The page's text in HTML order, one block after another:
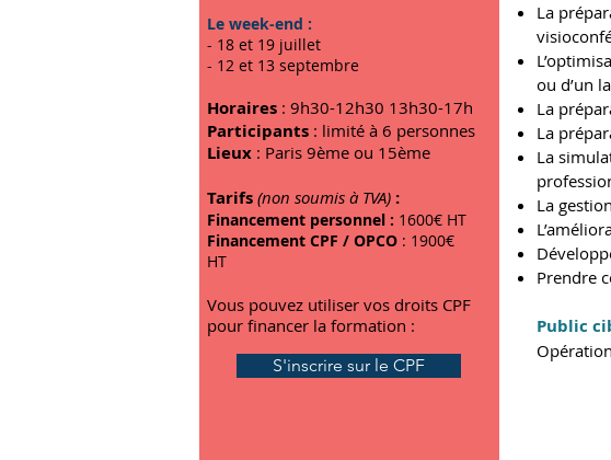
Le week-end :
- 18 et 19 juillet
- 12 et 13 septembre
Horaires : 9h30-12h30 13h30-17h
Participants : limité à 6 personnes
Lieux : Paris 9ème ou 15ème
Tarifs (non soumis à TVA) :
Financement personnel : 1600€ HT
Financement CPF / OPCO : 1900€
HT
Vous pouvez utiliser vos droits CPF
pour financer la formation :
S'inscrire sur le CPF
La
ou d’un
La
La
La
La
Prendre
Public